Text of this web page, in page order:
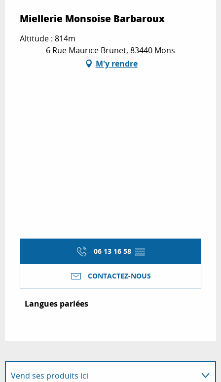
Miellerie Monsoise Barbaroux
Altitude : 814m
6 Rue Maurice Brunet, 83440 Mons
M'y rendre
06 13 16 58 ▒▒
CONTACTEZ-NOUS
Langues parlées
Langues parlées
Vend ses produits ici